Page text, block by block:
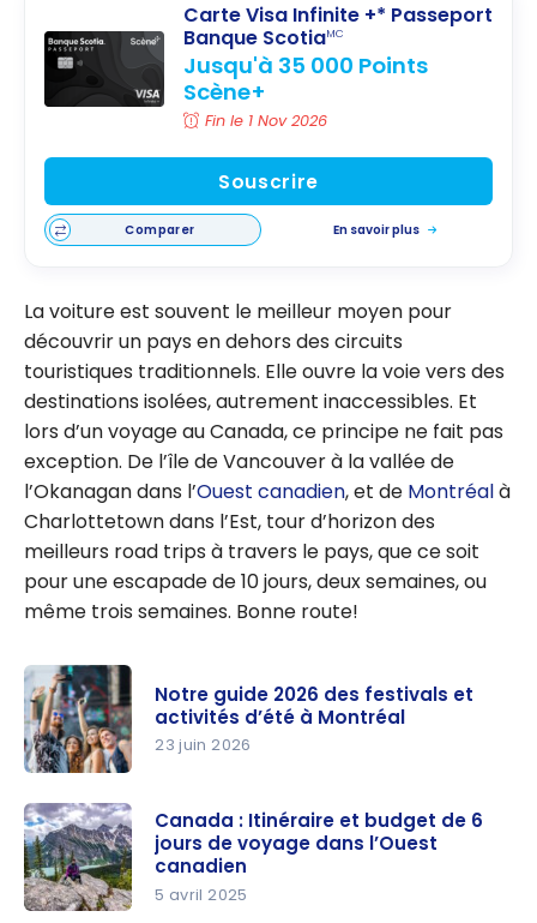
Carte Visa Infinite +* Passeport
Banque ScotiaMC
Jusqu'à 35 000 Points
Scène+
Fin le 1 Nov 2026
Souscrire
Comparer En savoir plus
La voiture est souvent le meilleur moyen pour
découvrir un pays en dehors des circuits
touristiques traditionnels. Elle ouvre la voie vers des
destinations isolées, autrement inaccessibles. Et
lors d’un voyage au Canada, ce principe ne fait pas
exception. De l’île de Vancouver à la vallée de
l’Okanagan dans l’Ouest canadien, et de Montréalà
Charlottetown dans l’Est, tour d’horizon des
meilleurs road trips à travers le pays, que ce soit
pour une escapade de 10 jours, deux semaines, ou
même trois semaines. Bonne route!
guide 2026
des
festivals et
activités
Notre guide 2026 des festivals et
activités d’été à Montréal
23 juin 2026
Canada : Itinéraire et budget de 6
jours de voyage dans l’Ouest
canadien
5 avril 2025